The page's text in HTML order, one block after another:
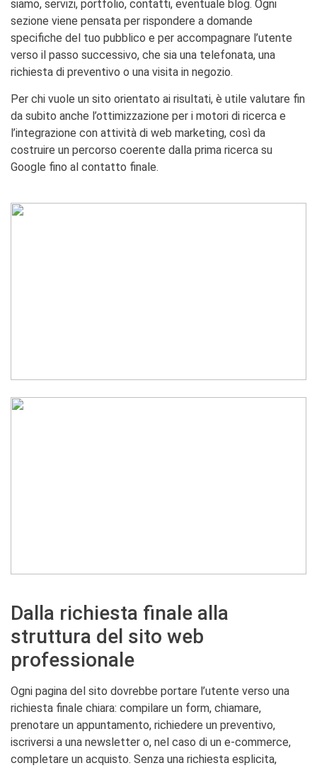
siamo, servizi, portfolio, contatti, eventuale blog. Ogni
sezione viene pensata per rispondere a domande
specifiche del tuo pubblico e per accompagnare l’utente
verso il passo successivo, che sia una telefonata, una
richiesta di preventivo o una visita in negozio.
Per chi vuole un sito orientato ai risultati, è utile valutare fin
da subito anche l’ottimizzazione per i motori di ricerca e
l’integrazione con attività di web marketing, così da
costruire un percorso coerente dalla prima ricerca su
Google fino al contatto finale.
Dalla richiesta finale alla
struttura del sito web
professionale
Ogni pagina del sito dovrebbe portare l’utente verso una
richiesta finale chiara: compilare un form, chiamare,
prenotare un appuntamento, richiedere un preventivo,
iscriversi a una newsletter o, nel caso di un e-commerce,
completare un acquisto. Senza una richiesta esplicita,